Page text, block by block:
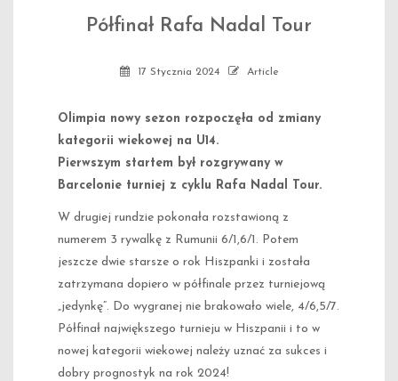
Półfinał Rafa Nadal Tour
17 Stycznia 2024 Article
Olimpia nowy sezon rozpoczęła od zmiany
kategorii wiekowej na U14.
Pierwszym startem był rozgrywany w
Barcelonie turniej z cyklu Rafa Nadal Tour.
W drugiej rundzie pokonała rozstawioną z
numerem 3 rywalkę z Rumunii 6/1,6/1. Potem
jeszcze dwie starsze o rok Hiszpanki i została
zatrzymana dopiero w półfinale przez turniejową
„jedynkę”. Do wygranej nie brakowało wiele, 4/6,5/7.
Półfinał największego turnieju w Hiszpanii i to w
nowej kategorii wiekowej należy uznać za sukces i
dobry prognostyk na rok 2024!